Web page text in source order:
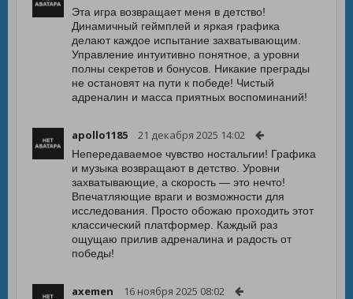
Эта игра возвращает меня в детство!
Динамичный геймплей и яркая графика
делают каждое испытание захватывающим.
Управление интуитивно понятное, а уровни
полны секретов и бонусов. Никакие преграды
не остановят на пути к победе! Чистый
адреналин и масса приятных воспоминаний!
apollo1185 21 декабря 2025 14:02
Непередаваемое чувство ностальгии! Графика
и музыка возвращают в детство. Уровни
захватывающие, а скорость — это нечто!
Впечатляющие враги и возможности для
исследования. Просто обожаю проходить этот
классический платформер. Каждый раз
ощущаю прилив адреналина и радость от
победы!
axemen 16 ноября 2025 08:02